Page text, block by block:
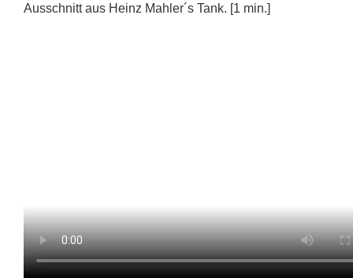
Ausschnitt aus Heinz Mahler´s Tank. [1 min.]